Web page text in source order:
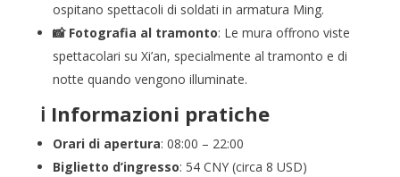
ospitano spettacoli di soldati in armatura Ming.
📸 Fotografia al tramonto: Le mura offrono viste
spettacolari su Xi’an, specialmente al tramonto e di
notte quando vengono illuminate.
ℹ️ Informazioni pratiche
Orari di apertura: 08:00 – 22:00
Biglietto d’ingresso: 54 CNY (circa 8 USD)